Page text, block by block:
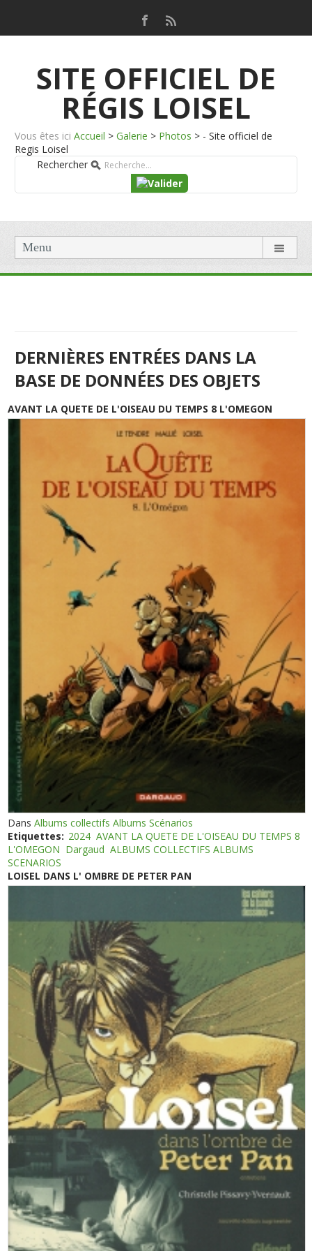
SITE OFFICIEL DE
RÉGIS LOISEL
Vous êtes ici Accueil > Galerie > Photos > - Site officiel de
Regis Loisel
Rechercher
Menu
DERNIÈRES ENTRÉES DANS LA
BASE DE DONNÉES DES OBJETS
AVANT LA QUETE DE L'OISEAU DU TEMPS 8 L'OMEGON
DansAlbums collectifs Albums Scénarios
Etiquettes: 2024 AVANT LA QUETE DE L'OISEAU DU TEMPS 8
L'OMEGON Dargaud ALBUMS COLLECTIFS ALBUMS
SCENARIOS
LOISEL DANS L' OMBRE DE PETER PAN